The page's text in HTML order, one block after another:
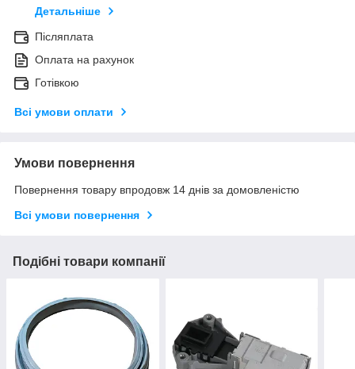
Детальніше
Післяплата
Оплата на рахунок
Готівкою
Всі умови оплати
Умови повернення
Повернення товару впродовж 14 днів за домовленістю
Всі умови повернення
Подібні товари компанії